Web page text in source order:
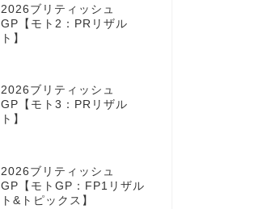
2026ブリティッシュ
GP【モト2：PRリザル
ト】
2026ブリティッシュ
GP【モト3：PRリザル
ト】
2026ブリティッシュ
GP【モトGP：FP1リザル
ト&トピックス】